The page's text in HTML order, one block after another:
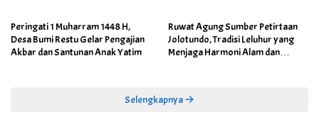
Peringati 1 Muharram 1448 H,
Desa Bumi Restu Gelar Pengajian
Akbar dan Santunan Anak Yatim
Ruwat Agung Sumber Petirtaan
Jolotundo, Tradisi Leluhur yang
Menjaga Harmoni Alam dan
Selengkapnya